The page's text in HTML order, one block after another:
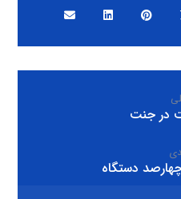
در جنت
دستگاه